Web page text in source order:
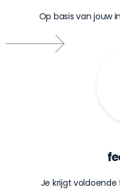
Op basis van jouw
Je krijgt